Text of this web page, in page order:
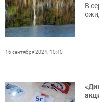
В
16 сентября 2024, 10:40